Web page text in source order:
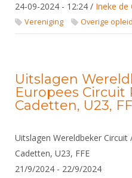
24-09-2024 - 12:24 / Ineke de
Vereniging Overige
Uitslagen
Europees Circuit
Cadetten, U23,
Uitslagen Wereldbeker Circuit
Cadetten, U23, FFE
21/9/2024 - 22/9/2024